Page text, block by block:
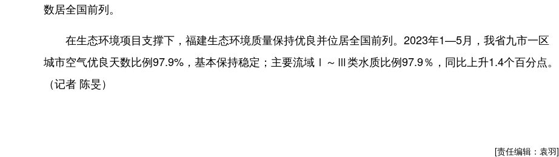
数居全国前列。
在生态环境项目支撑下，福建生态环境质量保持优良并位居全国前列。2023年1—5月，我省九市一区
城市空气优良天数比例97.9%，基本保持稳定；主要流域Ⅰ～Ⅲ类水质比例97.9％，同比上升1.4个百分点。
（记者 陈旻）
[责任编辑：袁羽]